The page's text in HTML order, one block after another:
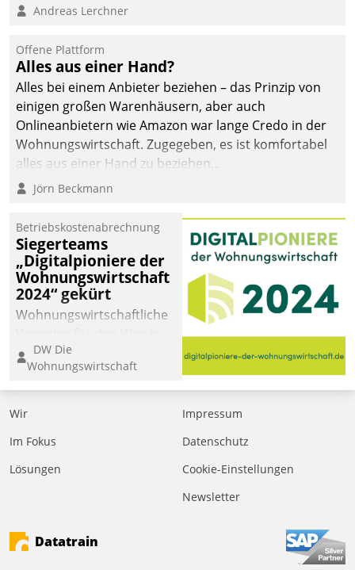
Andreas Lerchner
Offene Plattform
Alles aus einer Hand?
Alles bei einem Anbieter beziehen – das Prinzip von
einigen großen Warenhäusern, aber auch
Onlineanbietern wie Amazon war lange Credo in der
Wohnungswirtschaft. Zugegeben, es ist komfortabel
alles aus einer Hand zu beziehen...
Jörn Beckmann
Betriebskostenabrechnung
Siegerteams
„Digitalpioniere der
Wohnungswirtschaft
2024“ gekürt
Wohnungswirtschaftliche
eine digitale Zukunft zu
finden, ist das Ziel des
Awards „Digitalpioniere
der
Bewerben können sich
dafür ein Team
DW Die
Wohnungswirtschaft
Wir
Im Fokus
Lösungen
Impressum
Datenschutz
Cookie-Einstellungen
Newsletter
Datatrain